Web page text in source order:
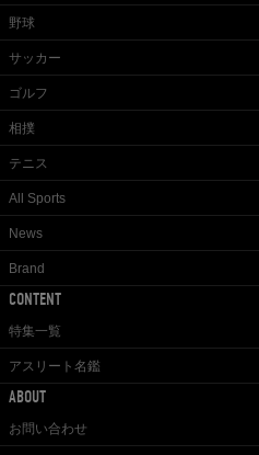
野球
サッカー
ゴルフ
相撲
テニス
All Sports
News
Brand
CONTENT
特集一覧
アスリート名鑑
ABOUT
お問い合わせ